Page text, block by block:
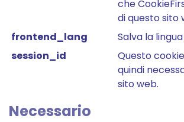
Necessario
che
di questo sito
frontend_lang
Salva la
session_id
Questo
quindi
sito web.